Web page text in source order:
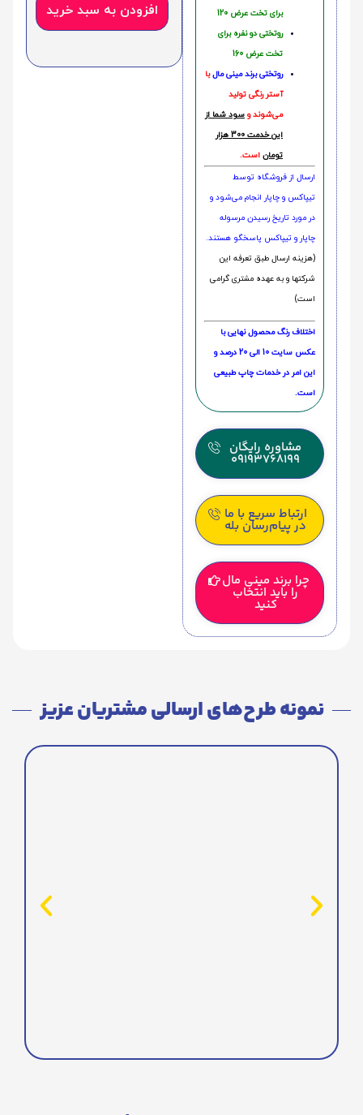
برای تخت عرض 120
روتختی دو نفره برای
تخت عرض 160
روتختی‌ برند مینی مالبا
آستر رنگی تولید
می‌شوند و سود شما از
این خدمت 300 هزار
تومان است.
ارسال از فروشگاه توسط
تیپاکس و چاپار انجام می‌شود و
در مورد تاریخ رسیدن مرسوله
چاپار و تیپاکس پاسخگو هستند.
(هزینه ارسال طبق تعرفه این
شرکتها و به عهده مشتری گرامی
است)
اختلاف رنگ محصول نهایی با
عکس سایت 10 الی 20 درصد و
این امر در خدمات چاپ طبیعی
است.
مشاوره رایگان
09193768199
ارتباط سریع با ما
در پیام‌رسان بله
چرا برند مینی مال
را باید انتخاب
کنید
افزودن به سبد خرید
نمونه طرح‌های ارسالی مشتریان عزیز